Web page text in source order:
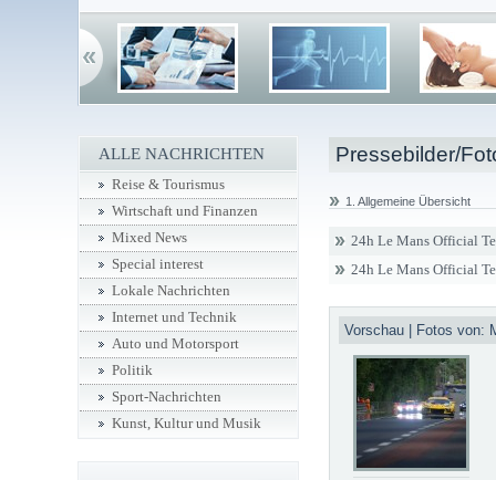
Pressebilder/
1. Allgemeine Übersicht
24h Le Mans Official
24h Le Mans Official
Vorschau | Fotos von:
ALLE NACHRICHTEN
Reise & Tourismus
Wirtschaft und Finanzen
Mixed News
Special interest
Lokale Nachrichten
Internet und Technik
Auto und Motorsport
Politik
Sport-Nachrichten
Kunst, Kultur und Musik